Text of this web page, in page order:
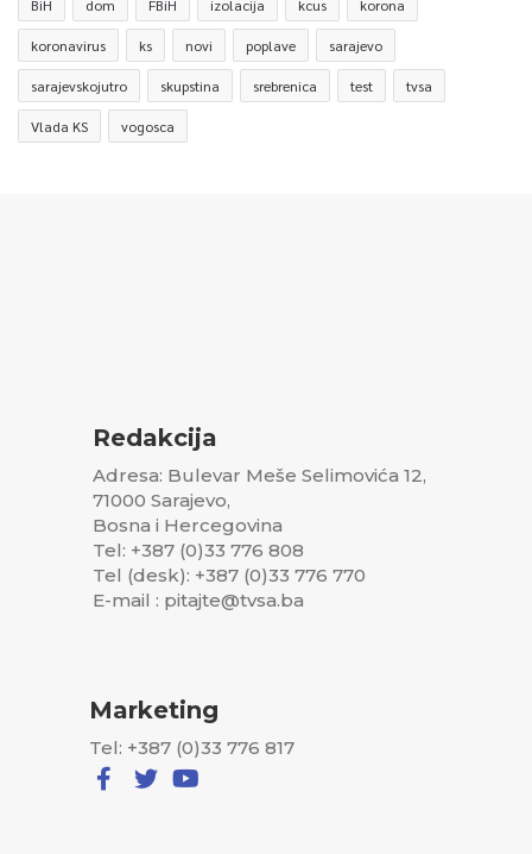
BiH dom FBiH izolacija kcus korona
koronavirus ks novi poplave sarajevo
sarajevskojutro skupstina srebrenica test tvsa
Vlada KS vogosca
Redakcija
Adresa: Bulevar Meše Selimovića 12,
71000 Sarajevo,
Bosna i Hercegovina
Tel: +387 (0)33 776 808
Tel (desk): +387 (0)33 776 770
E-mail : pitajte@tvsa.ba
Marketing
Tel: +387 (0)33 776 817